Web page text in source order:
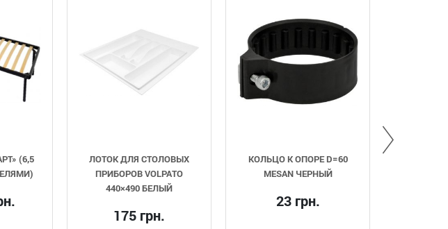
ЛОТОК ДЛЯ СТОЛОВЫХ
ПРИБОРОВ VOLPATO
440×490 БЕЛЫЙ
175 грн.
КОЛЬЦО К ОПОРЕ D=60
MESAN ЧЕРНЫЙ
23 грн.